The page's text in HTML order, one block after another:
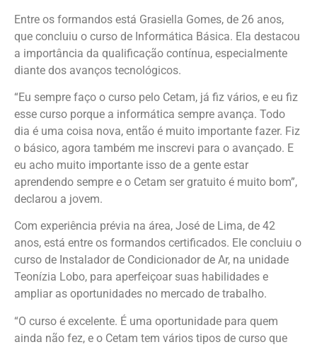
Entre os formandos está Grasiella Gomes, de 26 anos,
que concluiu o curso de Informática Básica. Ela destacou
a importância da qualificação contínua, especialmente
diante dos avanços tecnológicos.
“Eu sempre faço o curso pelo Cetam, já fiz vários, e eu fiz
esse curso porque a informática sempre avança. Todo
dia é uma coisa nova, então é muito importante fazer. Fiz
o básico, agora também me inscrevi para o avançado. E
eu acho muito importante isso de a gente estar
aprendendo sempre e o Cetam ser gratuito é muito bom”,
declarou a jovem.
Com experiência prévia na área, José de Lima, de 42
anos, está entre os formandos certificados. Ele concluiu o
curso de Instalador de Condicionador de Ar, na unidade
Teonízia Lobo, para aperfeiçoar suas habilidades e
ampliar as oportunidades no mercado de trabalho.
“O curso é excelente. É uma oportunidade para quem
ainda não fez, e o Cetam tem vários tipos de curso que